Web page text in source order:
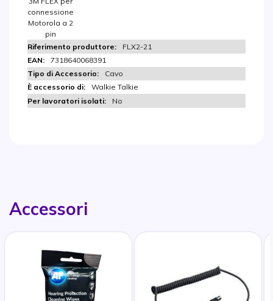
connessione
Motorola a 2
pin
FLX2-21
7318640068391
Cavo
Walkie Talkie
No
Accessori